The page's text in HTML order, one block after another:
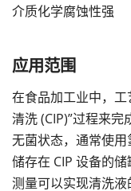
介质化学腐蚀性强
应用范围
在食品加工业中，
清洗 (CIP)”过程来
无菌状态，通常使
储存在 CIP 设备的
测量可以实现清洗